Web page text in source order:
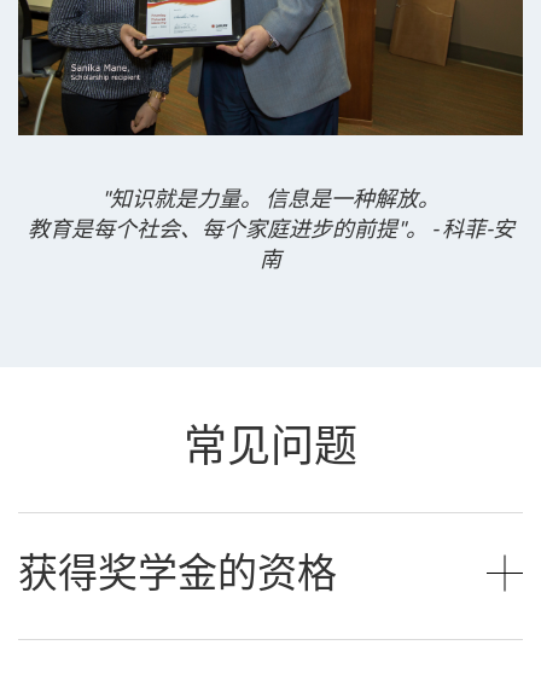
"知识就是力量。 信息是一种解放。
教育是每个社会、每个家庭进步的前提"。 - 科菲-安
南
常见问题
获得奖学金的资格